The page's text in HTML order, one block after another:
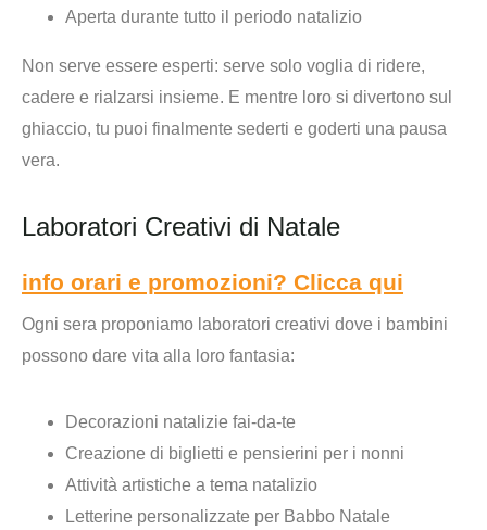
Aperta durante tutto il periodo natalizio
Non serve essere esperti: serve solo voglia di ridere,
cadere e rialzarsi insieme. E mentre loro si divertono sul
ghiaccio, tu puoi finalmente sederti e goderti una pausa
vera.
Laboratori Creativi di Natale
info orari e promozioni? Clicca qui
Ogni sera proponiamo laboratori creativi dove i bambini
possono dare vita alla loro fantasia:
Decorazioni natalizie fai-da-te
Creazione di biglietti e pensierini per i nonni
Attività artistiche a tema natalizio
Letterine personalizzate per Babbo Natale